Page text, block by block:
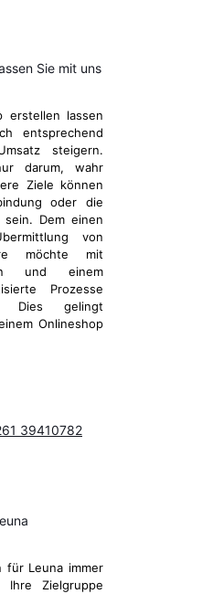
Sie mit uns
erstellen lassen
entsprechend
steigern.
darum, wahr
Ziele können
oder die
Dem einen
von
möchte mit
und einem
Prozesse
Dies gelingt
Onlineshop
39410782
für Leuna immer
Zielgruppe